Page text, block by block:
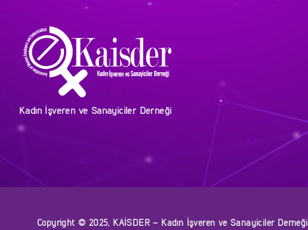
Kadın İşveren ve Sanayiciler Derneği
Copyright © 2025, KAİSDER – Kadın İşveren ve Sanayiciler Derneği